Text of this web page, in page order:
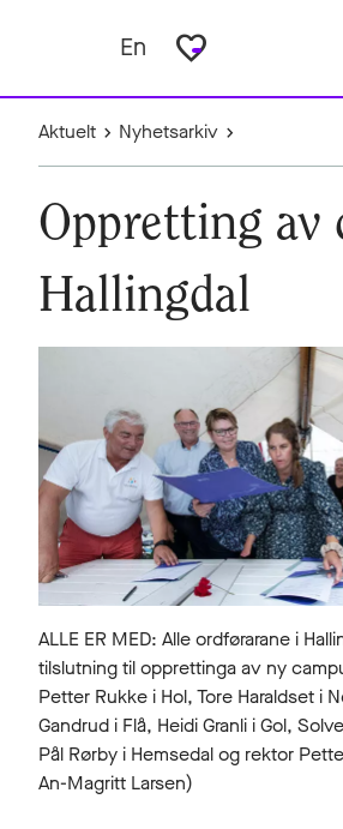
En favorite_border
Aktuelt Nyhetsarkiv
Oppretting av
Hallingdal
ALLE ER MED: Alle ordførarane i
tilslutning til opprettinga av ny
Petter Rukke i Hol, Tore Haraldset i
Gandrud i Flå, Heidi Granli i Gol,
Pål Rørby i Hemsedal og rektor
An-Magritt Larsen)